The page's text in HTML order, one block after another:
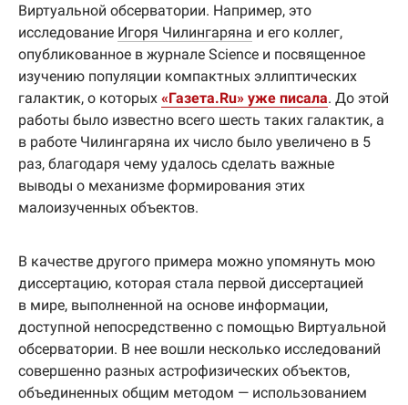
Виртуальной обсерватории. Например, это
исследование Игоря Чилингаряна и его коллег,
опубликованное в журнале Science и посвященное
изучению популяции компактных эллиптических
галактик, о которых «Газета.Ru» уже писала. До этой
работы было известно всего шесть таких галактик, а
в работе Чилингаряна их число было увеличено в 5
раз, благодаря чему удалось сделать важные
выводы о механизме формирования этих
малоизученных объектов.
В качестве другого примера можно упомянуть мою
диссертацию, которая стала первой диссертацией
в мире, выполненной на основе информации,
доступной непосредственно с помощью Виртуальной
обсерватории. В нее вошли несколько исследований
совершенно разных астрофизических объектов,
объединенных общим методом — использованием